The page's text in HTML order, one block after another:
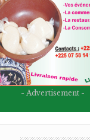
- Advertisement -